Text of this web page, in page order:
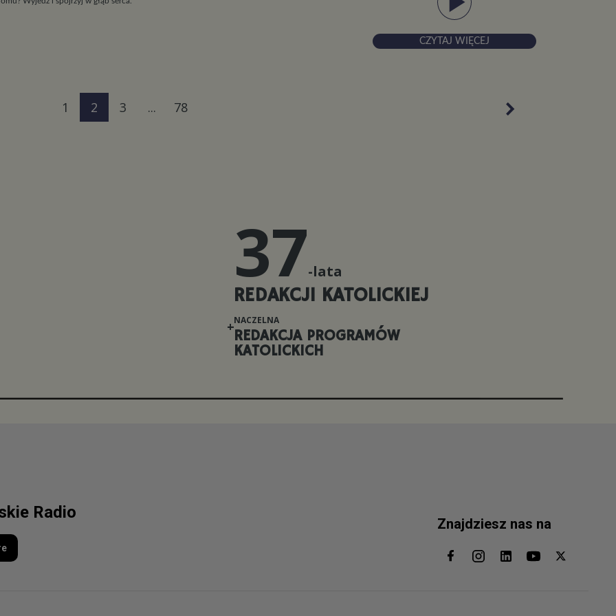
CZYTAJ WIĘCEJ
1 2 3 ... 78
37-lata
REDAKCJI KATOLICKIEJ
NACZELNA
REDAKCJA PROGRAMÓW
KATOLICKICH
Radio
Znajdziesz nas na